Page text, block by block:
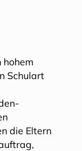
hohem
Schulart
die Eltern